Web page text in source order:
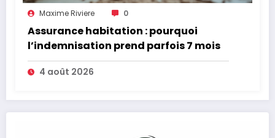
Maxime Riviere 0
Assurance habitation : pourquoi
l’indemnisation prend parfois 7 mois
4 août 2026